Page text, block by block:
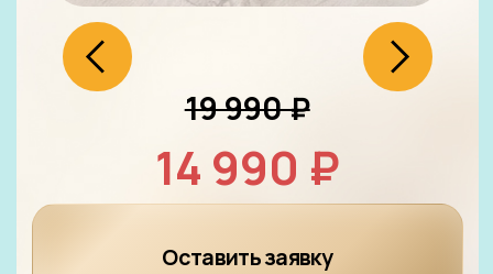
19 990 ₽
14 990 ₽
Оставить заявку